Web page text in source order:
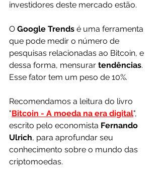
investidores deste mercado estão.
O Google Trends é uma ferramenta
que pode medir o número de
pesquisas relacionadas ao Bitcoin, e
dessa forma, mensurar tendências.
Esse fator tem um peso de 10%.
Recomendamos a leitura do livro
"Bitcoin - A moeda na era digital",
escrito pelo economista Fernando
Ulrich, para aprofundar seu
conhecimento sobre o mundo das
criptomoedas.